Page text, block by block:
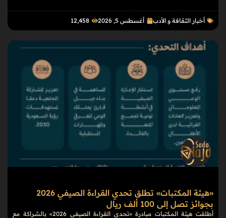
أخبار الثقافة و الأدب أغسطس 5, 2026 12٬458
«هيئة المكتبات» تطلق تحدي القراءة الصيفي 2026
بجوائز تصل إلى 100 ألف ريال
أطلقت هيئة المكتبات مبادرة «تحدي القراءة الصيفي 2026» بالشراكة مع